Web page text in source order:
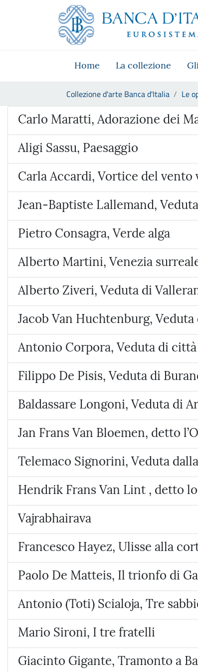
Skip to Main Content
Vai al sito istituzionale
Vai al menu di navigazione
Vai alla ricerca
Vai ai contenuti
Home La collezione
Collezione d'arte Banca d'Italia Le
Opera
Carlo Maratti, Adorazione dei
Aligi Sassu, Paesaggio
Carla Accardi, Vortice del vento
Jean-Baptiste Lallemand,
Pietro Consagra, Verde alga
Alberto Martini, Venezia
Alberto Ziveri, Veduta di
Jacob Van Huchtenburg,
Antonio Corpora, Veduta di città
Filippo De Pisis, Veduta di
Baldassare Longoni, Veduta di
Jan Frans Van Bloemen, detto
Telemaco Signorini, Veduta
Hendrik Frans Van Lint , detto
Vajrabhairava
Francesco Hayez, Ulisse alla
Paolo De Matteis, Il trionfo di
Antonio (Toti) Scialoja, Tre
Mario Sironi, I tre fratelli
Giacinto Gigante, Tramonto a